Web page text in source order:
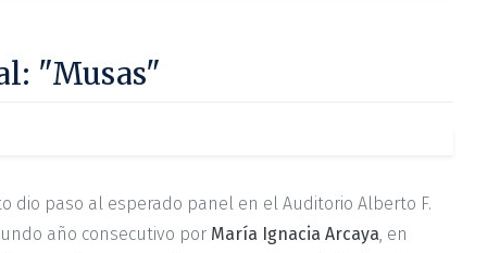
"Musas"
dio paso al esperado panel en el Auditorio Alberto F.
año consecutivo por María Ignacia Arcaya, en